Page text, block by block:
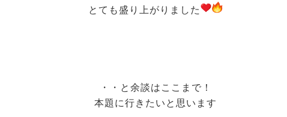
とても盛り上がりました
・・と余談はここまで！
本題に行きたいと思います